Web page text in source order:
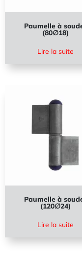
Paumelle à
(80∅18)
Lire la suite
Paumelle à
(120∅24)
Lire la suite